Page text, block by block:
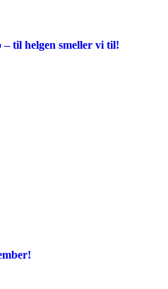
til helgen smeller vi til!